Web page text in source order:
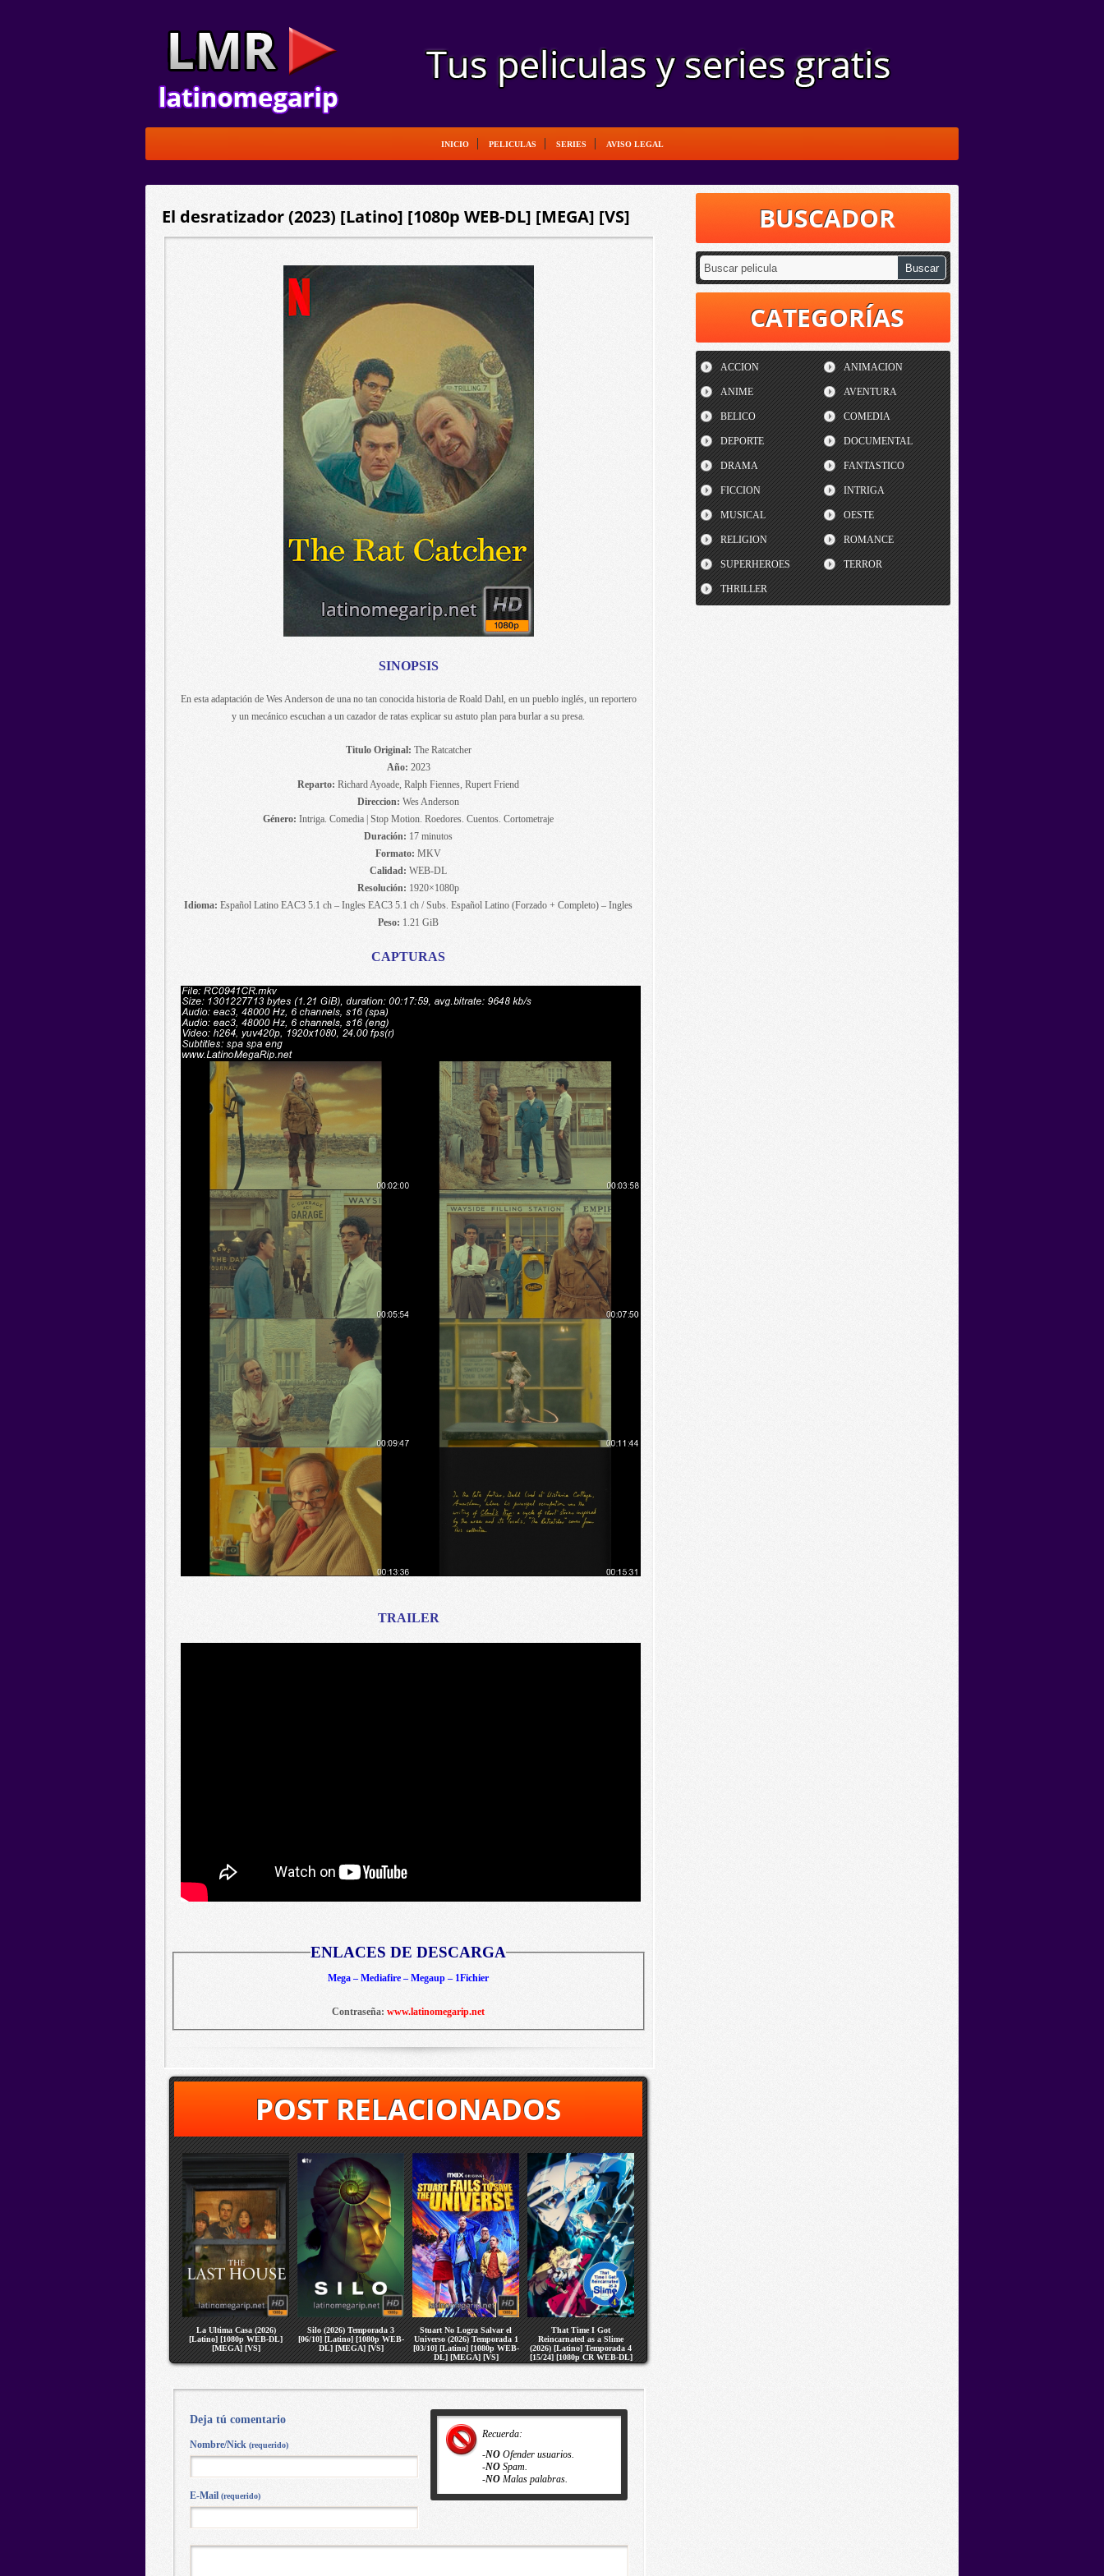
INICIO PELICULAS SERIES AVISO LEGAL
El desratizador (2023) [Latino] [1080p WEB-DL] [MEGA] [VS]
SINOPSIS
En esta adaptación de Wes Anderson de una no tan conocida historia de Roald Dahl, en un pueblo inglés, un reportero
y un mecánico escuchan a un cazador de ratas explicar su astuto plan para burlar a su presa.
Titulo Original: The Ratcatcher
Año: 2023
Reparto: Richard Ayoade, Ralph Fiennes, Rupert Friend
Direccion: Wes Anderson
Género: Intriga. Comedia | Stop Motion. Roedores. Cuentos. Cortometraje
Duración: 17 minutos
Formato: MKV
Calidad: WEB-DL
Resolución: 1920×1080p
Idioma: Español Latino EAC3 5.1 ch – Ingles EAC3 5.1 ch / Subs. Español Latino (Forzado + Completo) – Ingles
Peso: 1.21 GiB
CAPTURAS
TRAILER
ENLACES DE DESCARGA
Mega – Mediafire – Megaup – 1Fichier
Contraseña: www.latinomegarip.net
POST RELACIONADOS
La Ultima Casa (2026)
[Latino] [1080p WEB-DL]
[MEGA] [VS]
Silo (2026) Temporada 3
[06/10] [Latino] [1080p WEB-
DL] [MEGA] [VS]
Stuart No Logra Salvar el
Universo (2026) Temporada 1
[03/10] [Latino] [1080p WEB-
DL] [MEGA] [VS]
That Time I Got
Reincarnated as a Slime
(2026) [Latino] Temporada 4
[15/24] [1080p CR WEB-DL]
[MEGA] [VS]
Recuerda:
-NO Ofender usuarios.
-NO Spam.
-NO Malas palabras.
Deja tú comentario
Nombre/Nick (requerido)
E-Mail (requerido)
BUSCADOR
CATEGORÍAS
ACCION ANIMACION
ANIME AVENTURA
BELICO COMEDIA
DEPORTE DOCUMENTAL
DRAMA FANTASTICO
FICCION INTRIGA
MUSICAL OESTE
RELIGION ROMANCE
SUPERHEROES TERROR
THRILLER